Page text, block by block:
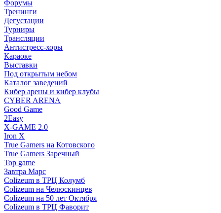
Форумы
Тренинги
Дегустации
Турниры
Трансляции
Антистресс-хоры
Караоке
Выставки
Под открытым небом
Каталог заведений
Кибер арены и кибер клубы
CYBER ARENA
Good Game
2Easy
X-GAME 2.0
Iron X
True Gamers на Котовского
True Gamers Заречный
Top game
Завтра Марс
Colizeum в ТРЦ Колумб
Colizeum на Челюскинцев
Colizeum на 50 лет Октября
Colizeum в ТРЦ Фаворит